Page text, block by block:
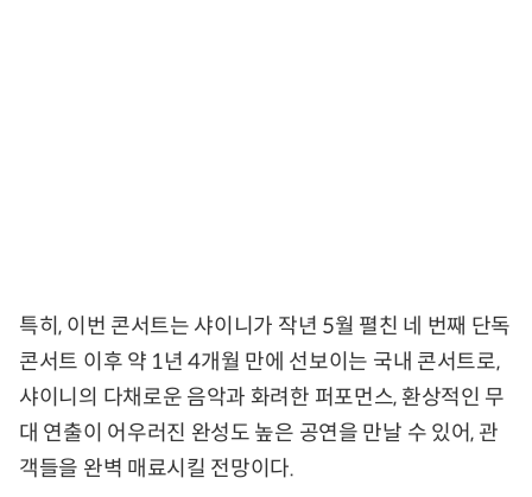
특히, 이번 콘서트는 샤이니가 작년 5월 펼친 네 번째 단독
콘서트 이후 약 1년 4개월 만에 선보이는 국내 콘서트로,
샤이니의 다채로운 음악과 화려한 퍼포먼스, 환상적인 무
대 연출이 어우러진 완성도 높은 공연을 만날 수 있어, 관
객들을 완벽 매료시킬 전망이다.